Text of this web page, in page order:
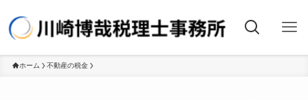
ホーム 不動産の税金